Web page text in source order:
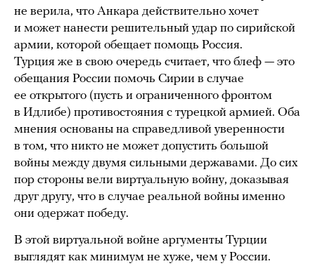
не верила, что Анкара действительно хочет
и может нанести решительный удар по сирийской
армии, которой обещает помощь Россия.
Турция же в свою очередь считает, что блеф — это
обещания России помочь Сирии в случае
ее открытого (пусть и ограниченного фронтом
в Идлибе) противостояния с турецкой армией. Оба
мнения основаны на справедливой уверенности
в том, что никто не может допустить большой
войны между двумя сильными державами. До сих
пор стороны вели виртуальную войну, доказывая
друг другу, что в случае реальной войны именно
они одержат победу.
В этой виртуальной войне аргументы Турции
выглядят как минимум не хуже, чем у России.